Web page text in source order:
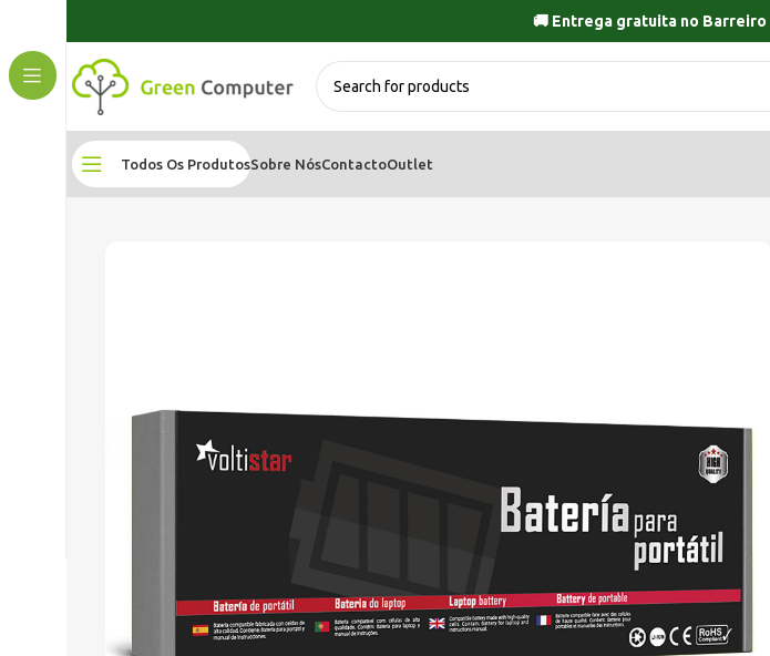
🚚 Entrega gratuita no Barreiro
Todos Os ProdutosSobre NósContactoOutlet